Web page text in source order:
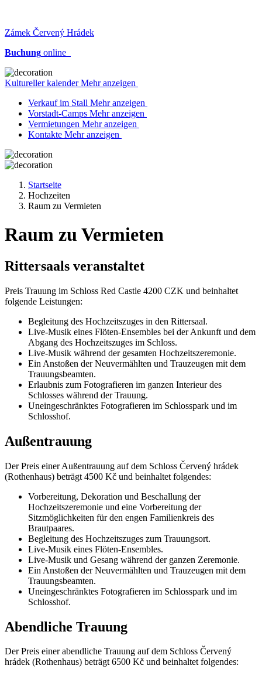
Zámek Červený Hrádek
Buchung online
Kultureller kalender Mehr anzeigen
Verkauf im Stall Mehr anzeigen
Vorstadt-Camps Mehr anzeigen
Vermietungen Mehr anzeigen
Kontakte Mehr anzeigen
Startseite
Hochzeiten
Raum zu Vermieten
Raum zu Vermieten
Rittersaals veranstaltet
Preis Trauung im Schloss Red Castle 4200 CZK und beinhaltet
folgende Leistungen:
Begleitung des Hochzeitszuges in den Rittersaal.
Live-Musik eines Flöten-Ensembles bei der Ankunft und dem
Abgang des Hochzeitszuges im Schloss.
Live-Musik während der gesamten Hochzeitszeremonie.
Ein Anstoßen der Neuvermählten und Trauzeugen mit dem
Trauungsbeamten.
Erlaubnis zum Fotografieren im ganzen Interieur des
Schlosses während der Trauung.
Uneingeschränktes Fotografieren im Schlosspark und im
Schlosshof.
Außentrauung
Der Preis einer Außentrauung auf dem Schloss Červený hrádek
(Rothenhaus) beträgt 4500 Kč und beinhaltet folgendes:
Vorbereitung, Dekoration und Beschallung der
Hochzeitszeremonie und eine Vorbereitung der
Sitzmöglichkeiten für den engen Familienkreis des
Brautpaares.
Begleitung des Hochzeitszuges zum Trauungsort.
Live-Musik eines Flöten-Ensembles.
Live-Musik und Gesang während der ganzen Zeremonie.
Ein Anstoßen der Neuvermählten und Trauzeugen mit dem
Trauungsbeamten.
Uneingeschränktes Fotografieren im Schlosspark und im
Schlosshof.
Abendliche Trauung
Der Preis einer abendliche Trauung auf dem Schloss Červený
hrádek (Rothenhaus) beträgt 6500 Kč und beinhaltet folgendes: